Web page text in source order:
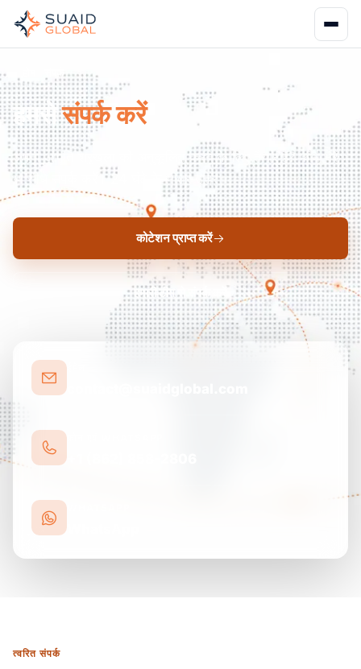
संपर्क
हमसेसंपर्क करें
अपनी आपूर्ति श्रृंखला को अनुकूलित करने के लिए तैयार हैं? फॉर्म भरें
या सीधे संपर्क करें। 24 घंटे के भीतर उत्तर।
कोटेशन प्राप्त करें
हमारी टीम से संपर्क करें
त्वरित संपर्क